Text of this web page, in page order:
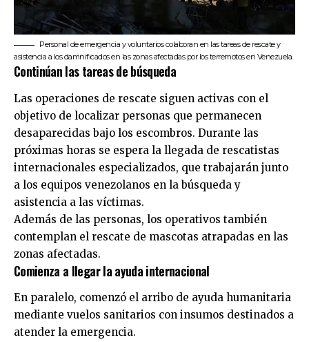
Personal de emergencia y voluntarios colaboran en las tareas de rescate y
asistencia a los damnificados en las zonas afectadas por los terremotos en Venezuela.
Continúan las tareas de búsqueda
Las operaciones de rescate siguen activas con el
objetivo de localizar personas que permanecen
desaparecidas bajo los escombros. Durante las
próximas horas se espera la llegada de rescatistas
internacionales especializados, que trabajarán junto
a los equipos venezolanos en la búsqueda y
asistencia a las víctimas.
Además de las personas, los operativos también
contemplan el rescate de mascotas atrapadas en las
zonas afectadas.
Comienza a llegar la ayuda internacional
En paralelo, comenzó el arribo de ayuda humanitaria
mediante vuelos sanitarios con insumos destinados a
atender la emergencia.